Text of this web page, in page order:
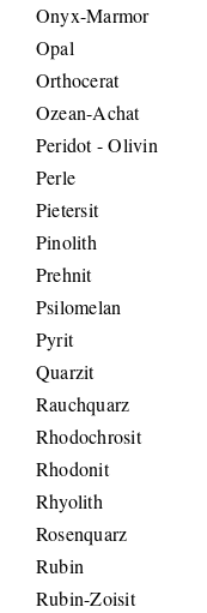
Onyx-Marmor
Opal
Orthocerat
Ozean-Achat
Peridot - Olivin
Perle
Pietersit
Pinolith
Prehnit
Psilomelan
Pyrit
Quarzit
Rauchquarz
Rhodochrosit
Rhodonit
Rhyolith
Rosenquarz
Rubin
Rubin-Zoisit